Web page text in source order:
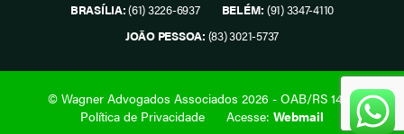
BRASÍLIA:(61) 3226-6937 BELÉM: (91) 3347-4110
JOÃO PESSOA: (83) 3021-5737
© Wagner Advogados Associados 2026 - OAB/RS 1419.
Política de Privacidade
Acesse: Webmail